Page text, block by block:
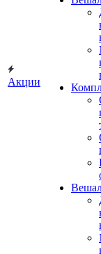
Акции